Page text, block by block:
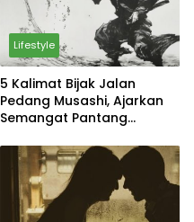
Lifestyle
5 Kalimat Bijak Jalan
Pedang Musashi, Ajarkan
Semangat Pantang